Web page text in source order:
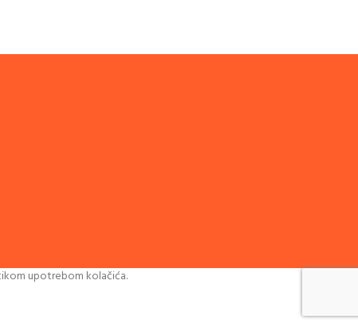
upotrebom kolačića.